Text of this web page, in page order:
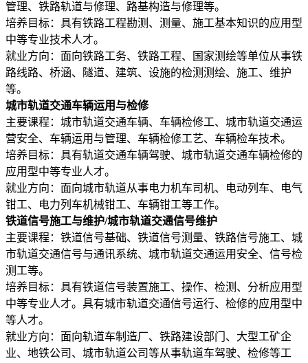
管理、铁路轨道与修理、路基构造与修理等。
培养目标：具有铁路工程勘测、测量、施工基本知识的应用型
中等专业技术人才。
就业方向：面向铁路工务、铁路工程、国家测绘等单位从事铁
路线路、桥涵、隧道、建筑、设施的检测测绘、施工、维护
等。
城市轨道交通车辆运用与检修
主要课程：城市轨道交通车辆、车辆检修工、城市轨道交通运
营安全、车辆运用与管理、车辆检修工艺、车辆检车技术。
培养目标：具有轨道交通车辆驾驶、城市轨道交通车辆检修的
应用型中等专业人才。
就业方向：面向城市轨道从事电力机车司机、电动列车、电气
钳工、电力列车机械钳工、车辆钳工等工作。
铁道信号施工与维护/城市轨道交通信号维护
主要课程：铁道信号基础、铁道信号测量、铁路信号施工、城
市轨道交通信号与通讯系统、城市轨道交通运用安全、信号检
测工等。
培养目标：具有铁道信号装置施工、操作、检测、分析应用型
中等专业人才。具有城市轨道交通信号运行、检修的应用型中
等人才。
就业方向：面向轨道车制造厂、铁路建设部门、大型工矿企
业、地铁公司、城市轨道公司等从事轨道车驾驶、检修等工